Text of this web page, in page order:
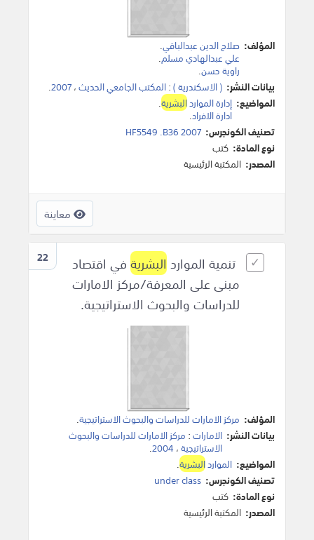
المؤلف: صلاح الدين عبدالباقي.
علي عبدالهادي مسلم.
راوية حسن.
بيانات النشر: ( الاسكندرية ):المكتب الجامعي الحديث،2007
.
المواضيع: إدارة المواردالبشرية.
ادارة الافراد.
تصنيف الكونجرس: HF5549 .B36 2007
نوع المادة: كتب
المصدر: المكتبة الرئيسية
معاينة
22 تنمية المواردالبشريةفي اقتصاد
مبنى على المعرفة/مركز الامارات
للدراسات والبحوث الاستراتيجية.
المؤلف: مركز الامارات للدراسات والبحوث الاستراتيجية.
بيانات النشر: الامارات: مركز الامارات للدراسات والبحوث
الاستراتيجية، 2004
.
المواضيع: المواردالبشرية.
تصنيف الكونجرس: under class
نوع المادة: كتب
المصدر: المكتبة الرئيسية